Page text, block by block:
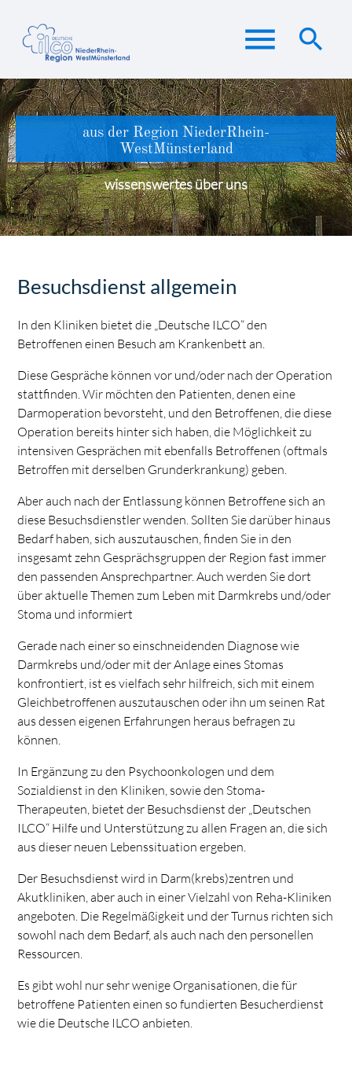
menu search
Suchbegriffe SUCHEN
aus der Region NiederRhein-
WestMünsterland
wissenswertes über uns
Besuchsdienst allgemein
In den Kliniken bietet die „Deutsche ILCO“ den
Betroffenen einen Besuch am Krankenbett an.
Diese Gespräche können vor und/oder nach der Operation
stattfinden. Wir möchten den Patienten, denen eine
Darmoperation bevorsteht, und den Betroffenen, die diese
Operation bereits hinter sich haben, die Möglichkeit zu
intensiven Gesprächen mit ebenfalls Betroffenen (oftmals
Betroffen mit derselben Grunderkrankung) geben.
Aber auch nach der Entlassung können Betroffene sich an
diese Besuchsdienstler wenden. Sollten Sie darüber hinaus
Bedarf haben, sich auszutauschen, finden Sie in den
insgesamt zehn Gesprächsgruppen der Region fast immer
den passenden Ansprechpartner. Auch werden Sie dort
über aktuelle Themen zum Leben mit Darmkrebs und/oder
Stoma und informiert
Gerade nach einer so einschneidenden Diagnose wie
Darmkrebs und/oder mit der Anlage eines Stomas
konfrontiert, ist es vielfach sehr hilfreich, sich mit einem
Gleichbetroffenen auszutauschen oder ihn um seinen Rat
aus dessen eigenen Erfahrungen heraus befragen zu
können.
In Ergänzung zu den Psychoonkologen und dem
Sozialdienst in den Kliniken, sowie den Stoma-
Therapeuten, bietet der Besuchsdienst der „Deutschen
ILCO“ Hilfe und Unterstützung zu allen Fragen an, die sich
aus dieser neuen Lebenssituation ergeben.
Der Besuchsdienst wird in Darm(krebs)zentren und
Akutkliniken, aber auch in einer Vielzahl von Reha-Kliniken
angeboten. Die Regelmäßigkeit und der Turnus richten sich
sowohl nach dem Bedarf, als auch nach den personellen
Ressourcen.
Es gibt wohl nur sehr wenige Organisationen, die für
betroffene Patienten einen so fundierten Besucherdienst
wie die Deutsche ILCO anbieten.